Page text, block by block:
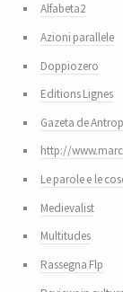
Alfabeta2
Azioni parallele
Doppiozero
Editions Lignes
Gazeta de
http://
Le parole e le
Medievalist
Multitudes
Rassegna Flp